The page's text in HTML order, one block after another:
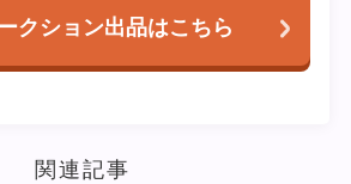
クション出品はこちら
関連記事